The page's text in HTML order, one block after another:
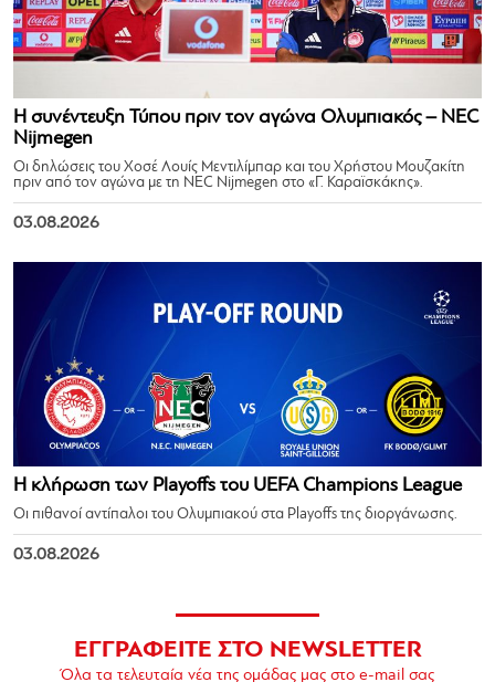
Η συνέντευξη Τύπου πριν τον αγώνα Ολυμπιακός – NEC
Nijmegen
Οι δηλώσεις του Χοσέ Λουίς Μεντιλίμπαρ και του Χρήστου Μουζακίτη
πριν από τον αγώνα με τη NEC Nijmegen στο «Γ. Καραϊσκάκης».
03.08.2026
Η κλήρωση των Playoffs του UEFA Champions League
Οι πιθανοί αντίπαλοι του Ολυμπιακού στα Playoffs της διοργάνωσης.
03.08.2026
ΕΓΓΡΑΦΕΙΤΕ ΣΤΟ NEWSLETTER
Όλα τα τελευταία νέα της ομάδας μας στο e-mail σας